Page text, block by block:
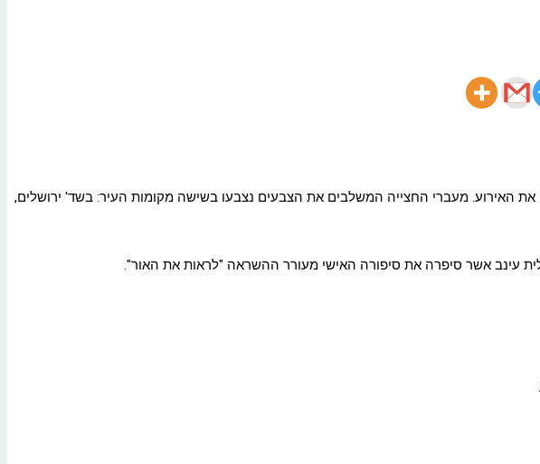
את האירוע. מעברי החצייה המשלבים את הצבעים נצבעו בשישה מקומות העיר: בשד' ירושלים,
עינב אשר סיפרה את סיפורה האישי מעורר ההשראה "לראות את האור".